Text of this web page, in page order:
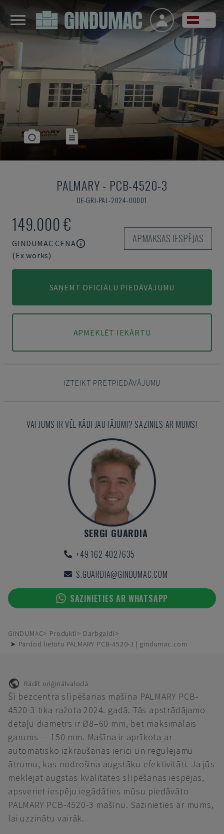
PALMARY- PCB-4520-3
DE-GRI-PAL-2024-00001
149.000 €
GINDUMAC CENA
(Ex works)
APMAKSAS IESPĒJAS
SAŅEMT OFICIĀLU PIEDĀVĀJUMU
APMEKLĒT IEKĀRTU
IZTEIKT PRETPIEDĀVĀJUMU
VAI JUMS IR VĒL KĀDI JAUTĀJUMI? SAZINIES AR MUMS!
SERGI GUARDIA
+49 162 4027635
S.GUARDIA@GINDUMAC.COM
SAZINIETIES AR WHATSAPP
GINDUMAC Produkti
Darbgaldi
➤ Pārdod lietotu PALMARY PCB-4520-3 | gindumac.com
Rādīt oriģinālvalodā
Šī bezcentra slīpēšanas mašīna PALMARY PCB-
4520-3 tika ražota 2024. gadā. Tās apstrādājamo
detaļu diametrs ir Ø8–60 mm, bet maksimālais
garums — 150 mm. Mašīna ir aprīkota ar
automātisko izkraušanas ierīci un regulējamu
ātrumu, kas nodrošina augstāku efektivitāti. Ja jūs
meklējat augstas kvalitātes slīpēšanas iespējas,
apsveriet iespēju iegādāties mūsu piedāvāto
PALMARY PCB-4520-3 mašīnu. Sazinieties ar mums,
lai uzzinātu vairāk.